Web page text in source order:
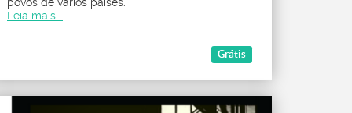
Leia mais...
Grátis